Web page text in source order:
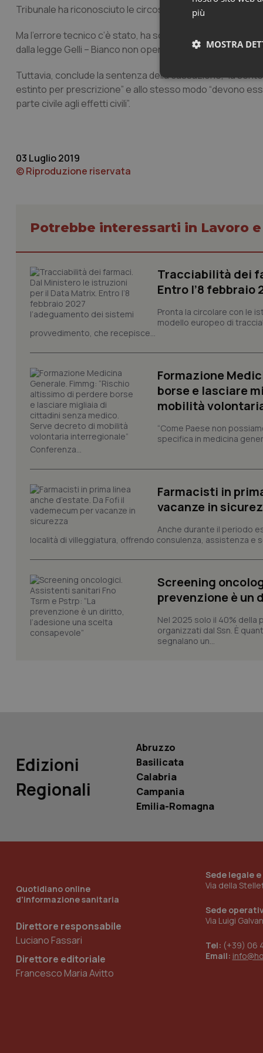
Tribunale ha riconosciuto le circostanze attenuati
Ma l’errore tecnico c’è stato, ha sottolineato la Corte
dalla legge Gelli – Bianco non opera per il chirurgo.
Tuttavia, conclude la sentenza della cassazione, “la
estinto per prescrizione” e allo stesso modo “devono
parte civile agli effetti civili”.
03 Luglio 2019
© Riproduzione riservata
Potrebbe interessarti in Lavoro
Tracciabilità dei
Entro l’8 febbraio
Pronta la circolare con le
modello europeo di
provvedimento, che recepisce...
Formazione
borse e lasciare
mobilità
“Come Paese non
specifica in medicina
Conferenza...
Farmacisti in
vacanze in
Anche durante il periodo
località di villeggiatura, offrendo consulenza, assistenza e
Screening
prevenzione è un
Nel 2025 solo il 40% della
organizzati dal Ssn. È
segnalano un...
Edizioni
Regionali
Abruzzo
Basilicata
Calabria
Campania
Emilia-Romagna
Quotidiano online
d'informazione sanitaria
Direttore responsabile
Luciano Fassari
Direttore editoriale
Francesco Maria Avitto
Sede legale
Via della
Sede
Via Luigi
Tel: (+39) 06
Email:
più
MOSTRA
tracking-sites-
session-id
_ga
PHPSESSID
_ga_KM60CM4NPH
Nome
_ga_0VMQEQKQ1N
named-enable